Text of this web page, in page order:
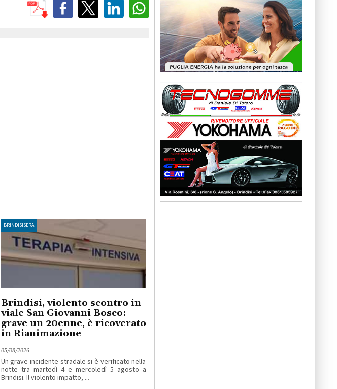
BRINDISISERA
Brindisi, violento scontro in
viale San Giovanni Bosco:
grave un 20enne, è ricoverato
in Rianimazione
05/08/2026
Un grave incidente stradale si è verificato nella
notte tra martedì 4 e mercoledì 5 agosto a
Brindisi. Il violento impatto, ...